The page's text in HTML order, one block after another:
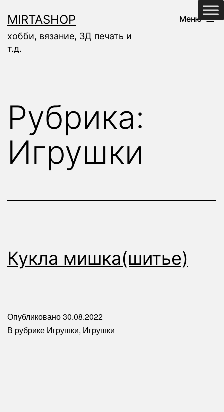
содержимому
MIRTASHOP
хобби, вязание, 3Д печать и
т.д.
Меню
Рубрика:
Игрушки
Кукла мишка(шитье)
Опубликовано30.08.2022
В рубрике Игрушки, Игрушки